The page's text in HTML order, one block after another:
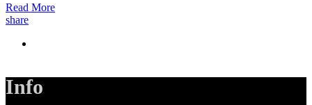
Read More
share
Info